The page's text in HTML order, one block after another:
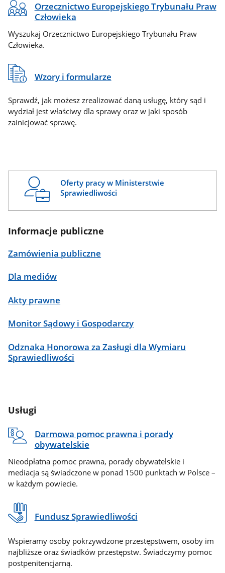
Orzecznictwo Europejskiego Trybunału Praw
Człowieka
Wyszukaj Orzecznictwo Europejskiego Trybunału Praw
Człowieka.
Wzory i formularze
Sprawdź, jak możesz zrealizować daną usługę, który sąd i
wydział jest właściwy dla sprawy oraz w jaki sposób
zainicjować sprawę.
Oferty pracy w Ministerstwie
Sprawiedliwości
Informacje publiczne
Zamówienia publiczne
Dla mediów
Akty prawne
Monitor Sądowy i Gospodarczy
Odznaka Honorowa za Zasługi dla Wymiaru
Sprawiedliwości
Usługi
Darmowa pomoc prawna i porady
obywatelskie
Nieodpłatna pomoc prawna, porady obywatelskie i
mediacja są świadczone w ponad 1500 punktach w Polsce –
w każdym powiecie.
Fundusz Sprawiedliwości
Wspieramy osoby pokrzywdzone przestępstwem, osoby im
najbliższe oraz świadków przestępstw. Świadczymy pomoc
postpenitencjarną.